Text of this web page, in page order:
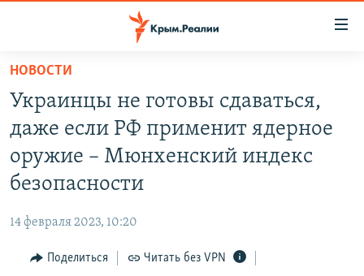
Вернуться
основному
содержанию
главной
Вернутся
поиску
СПЕЦПРОЕКТЫ
ИСТОРИЯ
ИНТЕРАКТИВ
ИНФОГРАФИКА
РАДІО СВОБОДА
КАК ОБОЙТИ БЛОКИРОВКУ
НОВОСТИ
Украинцы не готовы сдаваться,
даже если РФ применит ядерное
оружие – Мюнхенский индекс
безопасности
14 февраля 2023, 10:20
Поделиться Читать без VPN